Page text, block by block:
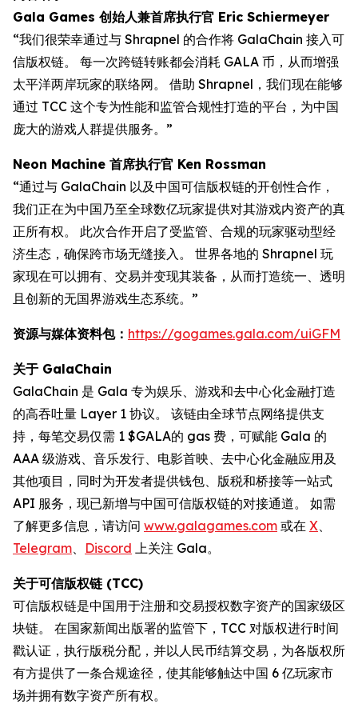
Gala Games 创始人兼首席执行官 Eric Schiermeyer
“我们很荣幸通过与 Shrapnel 的合作将 GalaChain 接入可
信版权链。 每一次跨链转账都会消耗 GALA 币，从而增强
太平洋两岸玩家的联络网。 借助 Shrapnel，我们现在能够
通过 TCC 这个专为性能和监管合规性打造的平台，为中国
庞大的游戏人群提供服务。”
Neon Machine 首席执行官 Ken Rossman
“通过与 GalaChain 以及中国可信版权链的开创性合作，
我们正在为中国乃至全球数亿玩家提供对其游戏内资产的真
正所有权。 此次合作开启了受监管、合规的玩家驱动型经
济生态，确保跨市场无缝接入。 世界各地的 Shrapnel 玩
家现在可以拥有、交易并变现其装备，从而打造统一、透明
且创新的无国界游戏生态系统。”
资源与媒体资料包： https://gogames.gala.com/uiGFM
关于 GalaChain
GalaChain 是 Gala 专为娱乐、游戏和去中心化金融打造
的高吞吐量 Layer 1 协议。 该链由全球节点网络提供支
持，每笔交易仅需 1 $GALA的 gas 费，可赋能 Gala 的
AAA 级游戏、音乐发行、电影首映、去中心化金融应用及
其他项目，同时为开发者提供钱包、版税和桥接等一站式
API 服务，现已新增与中国可信版权链的对接通道。 如需
了解更多信息，请访问 www.galagames.com 或在 X
Telegram
Discord 上关注 Gala。
关于可信版权链 (TCC)
可信版权链是中国用于注册和交易授权数字资产的国家级区
块链。 在国家新闻出版署的监管下，TCC 对版权进行时间
戳认证，执行版税分配，并以人民币结算交易，为各版权所
有方提供了一条合规途径，使其能够触达中国 6 亿玩家市
场并拥有数字资产所有权。